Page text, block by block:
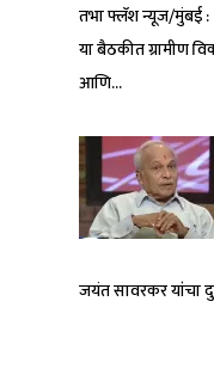
तभा फ्लॅश न्यूज/मुंबई :
या बैठकीत ग्रामीण
आणि...
जयंत सावरकर यांचा